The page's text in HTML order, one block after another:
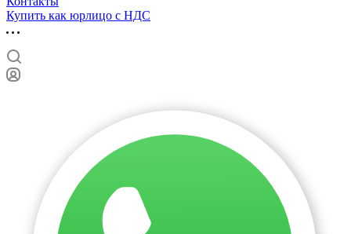
Купить как юрлицо с НДС